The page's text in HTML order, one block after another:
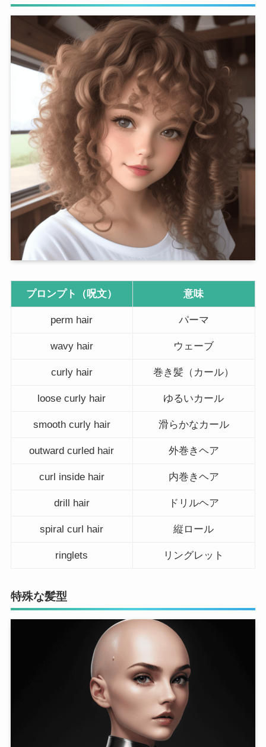
プロンプト（呪文） 意味
perm hair パーマ
wavy hair ウェーブ
curly hair 巻き髪（カール）
loose curly hair ゆるいカール
smooth curly hair 滑らかなカール
outward curled hair 外巻きヘア
curl inside hair 内巻きヘア
drill hair ドリルヘア
spiral curl hair 縦ロール
ringlets リングレット
特殊な髪型